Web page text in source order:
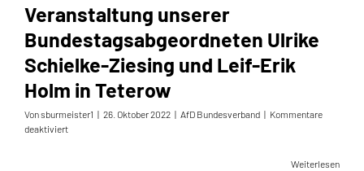
Veranstaltung unserer
Bundestagsabgeordneten Ulrike
Schielke-Ziesing und Leif-Erik
Holm in Teterow
Vonsburmeister1 | 26. Oktober 2022 | AfD Bundesverband | Kommentare
deaktiviertfür
Weiterlesen